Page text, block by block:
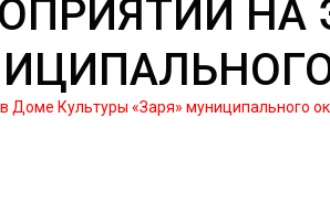
НА
Доме Культуры «Заря» муниципального